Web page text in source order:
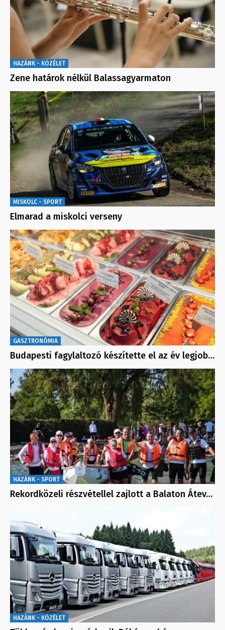
HAZÁNK - KÖZÉLET
Zene határok nélkül Balassagyarmaton
MISKOLC - SPORT
Elmarad a miskolci verseny
GASZTRONÓMIA
Budapesti fagylaltozó készítette el az év legjob…
HAZÁNK - SPORT
Rekordközeli részvétellel zajlott a Balaton Átev…
HAZÁNK - KÖZÉLET